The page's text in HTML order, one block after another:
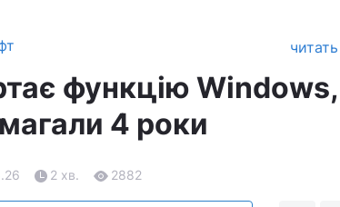
функцію
4 роки
2 хв. 2882